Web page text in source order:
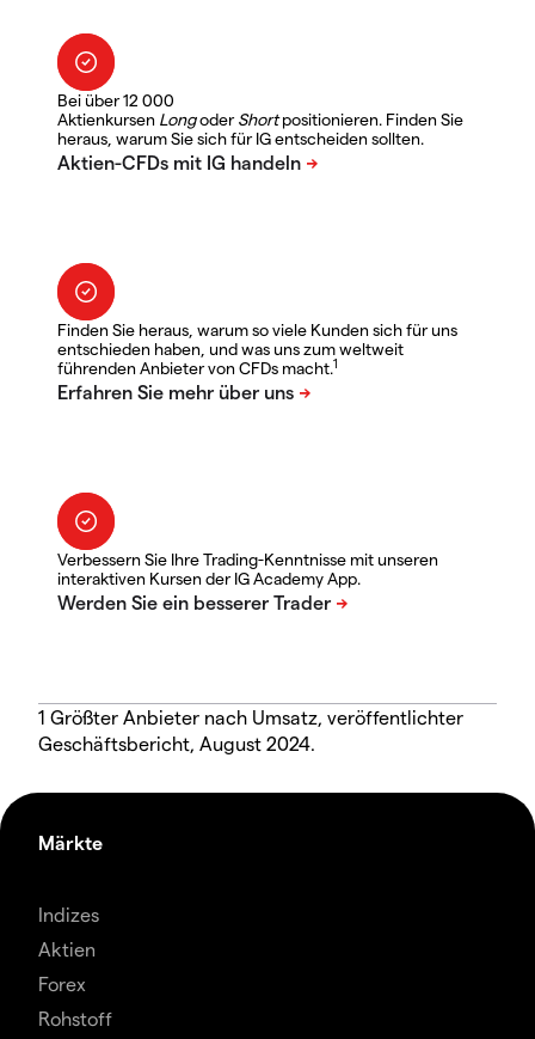
Bei über 12 000
Aktienkursen LongoderShortpositionieren. Finden Sie
heraus, warum Sie sich für IG entscheiden sollten.
Finden Sie heraus, warum so viele Kunden sich für uns
entschieden haben, und was uns zum weltweit
führenden Anbieter von CFDs macht.1
Verbessern Sie Ihre Trading-Kenntnisse mit unseren
interaktiven Kursen der IG Academy App.
1 Größter Anbieter nach Umsatz, veröffentlichter
Geschäftsbericht, August 2024.
Märkte
Indizes
Aktien
Forex
Rohstoff